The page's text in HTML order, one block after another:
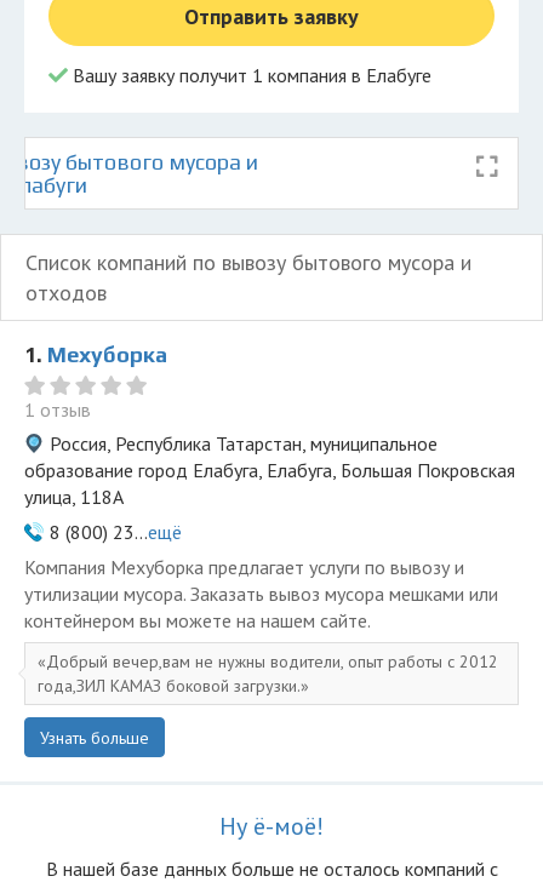
Отправить заявку
Вашу заявку получит 1 компания в Елабуге
бытового мусора и
Список компаний по вывозу бытового мусора и
отходов
1. Мехуборка
1 отзыв
Россия, Республика Татарстан, муниципальное
образование город Елабуга, Елабуга, Большая Покровская
улица, 118А
8 (800) 23...ещё
Компания Мехуборка предлагает услуги по вывозу и
утилизации мусора. Заказать вывоз мусора мешками или
контейнером вы можете на нашем сайте.
Добрый вечер,вам не нужны водители, опыт работы с 2012
года,ЗИЛ КАМАЗ боковой загрузки.
Узнать больше
Ну ё-моё!
В нашей базе данных больше не осталоcь компаний с